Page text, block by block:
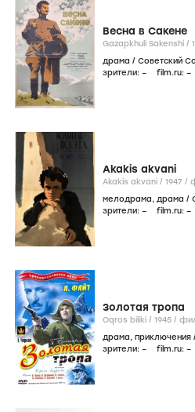
Весна в Сакене
Gazapkhuli Sakenshi /
драма / Советский
зрители: – film.ru: –
Akakis akvani
Akakis akvani / 1947 /
мелодрама, драма /
зрители: – film.ru: –
Золотая тропа
Oqros biliki / 1945 /
драма, приключения
зрители: – film.ru: –